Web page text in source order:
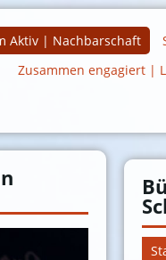
Aktiv | Nachbarschaft
Zusammen engagiert |